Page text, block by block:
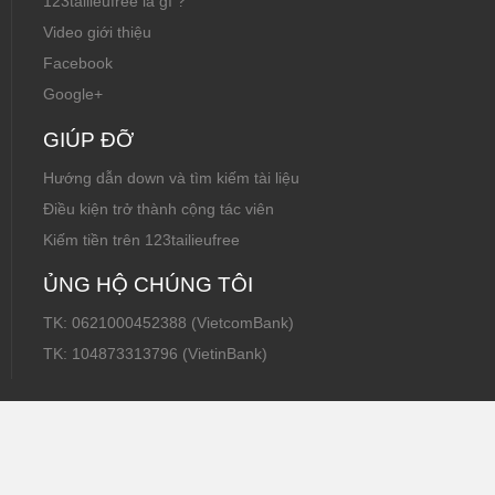
Video giới thiệu
Facebook
Google+
GIÚP ĐỠ
Hướng dẫn down và tìm kiếm tài liệu
Điều kiện trở thành cộng tác viên
Kiếm tiền trên 123tailieufree
ỦNG HỘ CHÚNG TÔI
TK: 0621000452388 (VietcomBank)
TK: 104873313796 (VietinBank)